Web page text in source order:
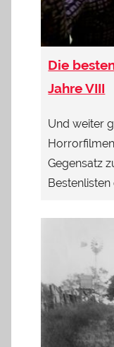
Die
Jahre VIII
Und weiter
Gegensatz